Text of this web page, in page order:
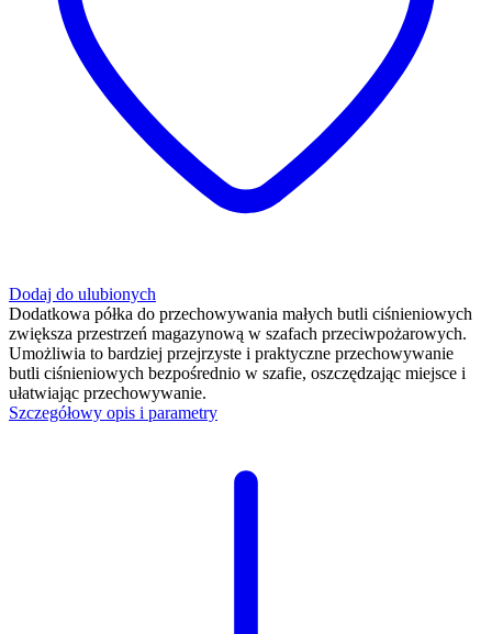
Dodaj do ulubionych
Dodatkowa półka do przechowywania małych butli ciśnieniowych
zwiększa przestrzeń magazynową w szafach przeciwpożarowych.
Umożliwia to bardziej przejrzyste i praktyczne przechowywanie
butli ciśnieniowych bezpośrednio w szafie, oszczędzając miejsce i
ułatwiając przechowywanie.
Szczegółowy opis i parametry